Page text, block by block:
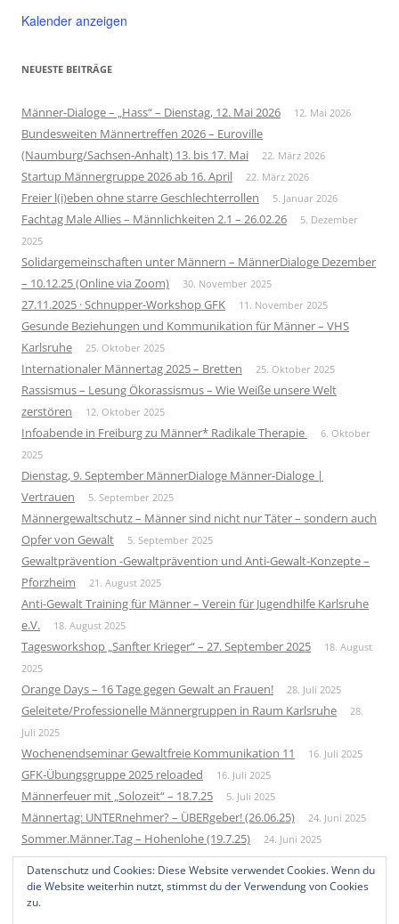
Kalender anzeigen
NEUESTE BEITRÄGE
Männer-Dialoge – „Hass“ – Dienstag, 12. Mai 2026 12. Mai 2026
Bundesweiten Männertreffen 2026 – Euroville
(Naumburg/Sachsen-Anhalt) 13. bis 17. Mai
22. März 2026
Startup Männergruppe 2026 ab 16. April 22. März 2026
Freier l(i)eben ohne starre Geschlechterrollen 5. Januar 2026
Fachtag Male Allies – Männlichkeiten 2.1 – 26.02.26
5. Dezember
2025
Solidargemeinschaften unter Männern – MännerDialoge Dezember
– 10.12.25 (Online via Zoom)
30. November 2025
27.11.2025 · Schnupper-Workshop GFK 11. November 2025
Gesunde Beziehungen und Kommunikation für Männer – VHS
Karlsruhe
25. Oktober 2025
Internationaler Männertag 2025 – Bretten 25. Oktober 2025
Rassismus – Lesung Ökorassismus – Wie Weiße unsere Welt
zerstören
12. Oktober 2025
Infoabende in Freiburg zu Männer* Radikale Therapie
6. Oktober
2025
Dienstag, 9. September MännerDialoge Männer-Dialoge |
Vertrauen
5. September 2025
Männergewaltschutz – Männer sind nicht nur Täter – sondern auch
Opfer von Gewalt
5. September 2025
Gewaltprävention -Gewaltprävention und Anti-Gewalt-Konzepte –
Pforzheim
21. August 2025
Anti-Gewalt Training für Männer – Verein für Jugendhilfe Karlsruhe
e.V.
18. August 2025
Tagesworkshop „Sanfter Krieger“ – 27. September 2025
18. August
2025
Orange Days – 16 Tage gegen Gewalt an Frauen! 28. Juli 2025
Geleitete/Professionelle Männergruppen in Raum Karlsruhe
28.
Juli 2025
Wochenendseminar Gewaltfreie Kommunikation 11 16. Juli 2025
GFK-Übungsgruppe 2025 reloaded 16. Juli 2025
Männerfeuer mit „Solozeit“ – 18.7.25 5. Juli 2025
Männertag: UNTERnehmer? – ÜBERgeber! (26.06.25) 24. Juni 2025
Sommer.Männer.Tag – Hohenlohe (19.7.25) 24. Juni 2025
Neue Männergruppe – Startup 2026 1. Juni 2025
Bundesweites Männertreffen 2025 10. Mai 2025
Datenschutz und Cookies: Diese Website verwendet Cookies. Wenn du
die Website weiterhin nutzt, stimmst du der Verwendung von Cookies
zu.